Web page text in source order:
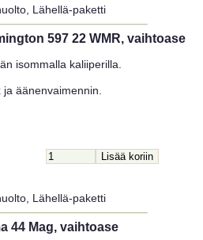
Lähellä-paketti
597 22 WMR, vaihtoase
isommalla kaliiperilla.
ja äänenvaimennin.
Lähellä-paketti
44 Mag, vaihtoase